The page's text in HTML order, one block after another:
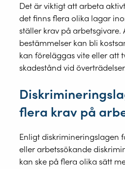
Det är viktigt att arbeta
det finns flera olika lagar
ställer krav på arbetsgivare.
bestämmelser kan bli
kan föreläggas vite eller att
skadestånd vid
flera krav på
Enligt diskrimineringslagen
eller arbetssökande
kan ske på flera olika sätt